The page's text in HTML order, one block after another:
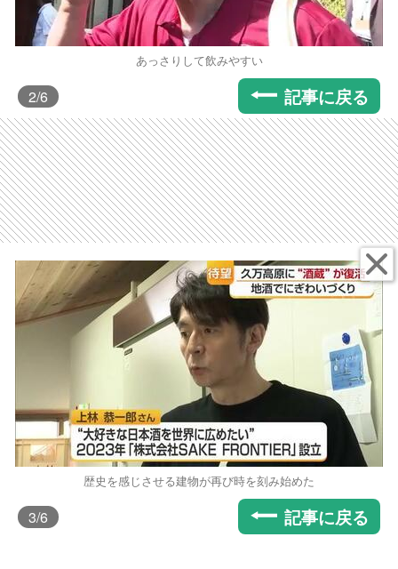
あっさりして飲みやすい
2/6 記事に戻る
歴史を感じさせる建物が再び時を刻み始めた
3/6 記事に戻る